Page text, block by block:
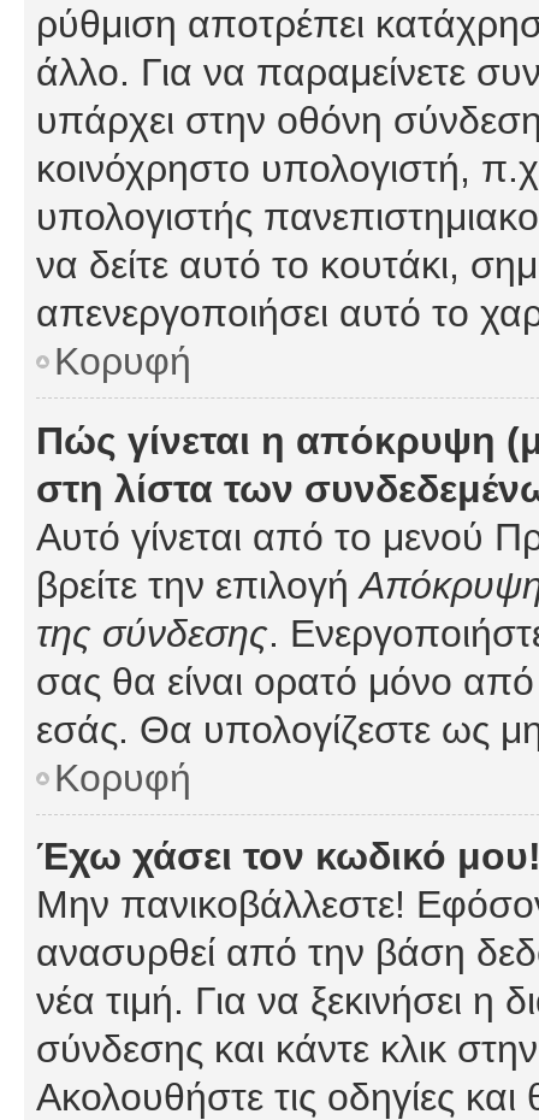
ρύθμιση αποτρέπει
άλλο. Για να παραμείνετε
υπάρχει στην οθόνη
κοινόχρηστο υπολογιστή,
υπολογιστής
να δείτε αυτό το κουτάκι,
απενεργοποιήσει αυτό το
Κορυφή
Πώς γίνεται η απόκρυψη
στη λίστα των
Αυτό γίνεται από το μενού
βρείτε την επιλογήΑπόκρυψη
της σύνδεσης.
σας θα είναι ορατό μόνο από
εσάς. Θα υπολογίζεστε ως
Κορυφή
Έχω χάσει τον κωδικό
Μην πανικοβάλλεστε!
ανασυρθεί από την βάση
νέα τιμή. Για να ξεκινήσει η
σύνδεσης και κάντε κλικ
Ακολουθήστε τις οδηγίες